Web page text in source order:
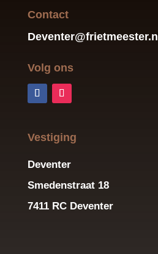
Contact
Deventer@frietmeester.nl
Volg ons
Vestiging
Deventer
Smedenstraat 18
7411 RC Deventer